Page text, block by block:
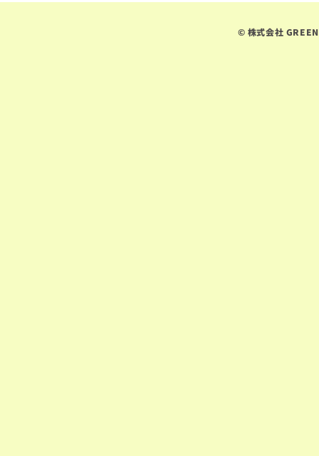
© 株式会社